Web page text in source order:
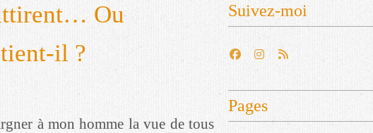
Ou
il ?
à mon homme la vue de tous
Suivez-moi
Pages